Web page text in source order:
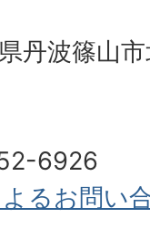
丹波篠山
6926
るお問い